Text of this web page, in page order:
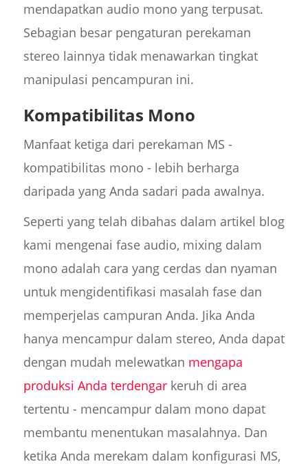
mendapatkan audio mono yang terpusat.
Sebagian besar pengaturan perekaman
stereo lainnya tidak menawarkan tingkat
manipulasi pencampuran ini.
Kompatibilitas Mono
Manfaat ketiga dari perekaman MS -
kompatibilitas mono - lebih berharga
daripada yang Anda sadari pada awalnya.
Seperti yang telah dibahas dalam artikel blog
kami mengenai fase audio, mixing dalam
mono adalah cara yang cerdas dan nyaman
untuk mengidentifikasi masalah fase dan
memperjelas campuran Anda. Jika Anda
hanya mencampur dalam stereo, Anda dapat
dengan mudah melewatkan mengapa
produksi Anda terdengarkeruh di area
tertentu - mencampur dalam mono dapat
membantu menentukan masalahnya. Dan
ketika Anda merekam dalam konfigurasi MS,